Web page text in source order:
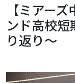
【ミアー
ンド高校
り返り～